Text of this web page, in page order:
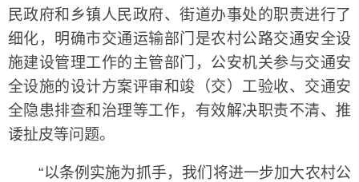
民政府和乡镇人民政府、街道办事处的职责进行了
细化，明确市交通运输部门是农村公路交通安全设
施建设管理工作的主管部门，公安机关参与交通安
全设施的设计方案评审和竣（交）工验收、交通安
全隐患排查和治理等工作，有效解决职责不清、推
诿扯皮等问题。
“以条例实施为抓手，我们将进一步加大农村公